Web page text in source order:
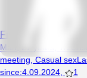
Fishermann
Man, 27 years,
meeting Casual sex
since:4.09.2024
1